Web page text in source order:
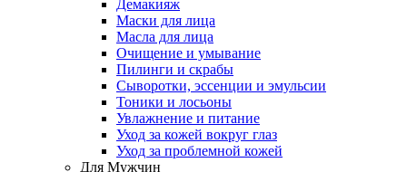
Демакияж
Маски для лица
Масла для лица
Очищение и умывание
Пилинги и скрабы
Сыворотки, эссенции и эмульсии
Тоники и лосьоны
Увлажнение и питание
Уход за кожей вокруг глаз
Уход за проблемной кожей
Для Мужчин